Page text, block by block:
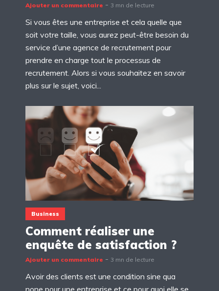
Ajouter un commentaire 3 mn de lecture
Si vous êtes une entreprise et cela quelle que
soit votre taille, vous aurez peut-être besoin du
service d’une agence de recrutement pour
prendre en charge tout le processus de
recrutement. Alors si vous souhaitez en savoir
plus sur le sujet, voici...
Business
Comment réaliser une
enquête de satisfaction ?
Ajouter un commentaire 3 mn de lecture
Avoir des clients est une condition sine qua
none pour une entreprise et ce pour quoi elle se